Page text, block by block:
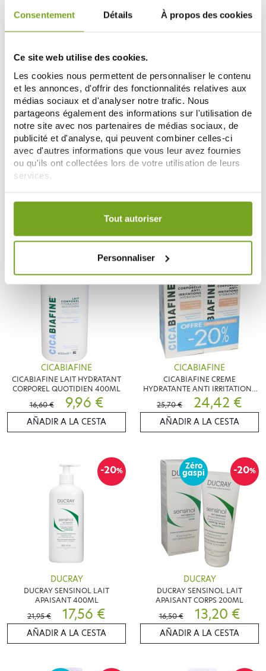
Consentement Détails À propos des cookies
Ce site web utilise des cookies.
Les cookies nous permettent de personnaliser le contenu
et les annonces, d'offrir des fonctionnalités relatives aux
médias sociaux et d'analyser notre trafic. Nous
partageons également des informations sur l'utilisation de
notre site avec nos partenaires de médias sociaux, de
publicité et d'analyse, qui peuvent combiner celles-ci
avec d'autres informations que vous leur avez fournies
ou qu'ils ont collectées lors de votre utilisation de leurs
services.
Votre choix de consentement est conservé pendant une
Tout autoriser
Personnaliser
CICABIAFINE
CICABIAFINE BAUME
REPARATEUR CREVASSES 50 ML
CICABIAFINE
CICABIAFINE LAIT HYDRATANT
-40%
CICABIAFINE
CICABIAFINE LAIT HYDRATANT
CORPOREL QUOTIDIEN 400ML
16,60 €
9,96 €
AÑADIR A LA CESTA
CICABIAFINE
CICABIAFINE CREME
HYDRATANTE ANTI IRRITATIONS
LOT DE 2X200ML
25,70 € 24,42 €
AÑADIR A LA CESTA
-20%
DUCRAY
DUCRAY SENSINOL LAIT
APAISANT 400ML
21,95 €
17,56 €
AÑADIR A LA CESTA
-20%
Zéro
gaspi
DUCRAY
DUCRAY SENSINOL LAIT
APAISANT CORPS 200ML
16,50 €
13,20 €
AÑADIR A LA CESTA